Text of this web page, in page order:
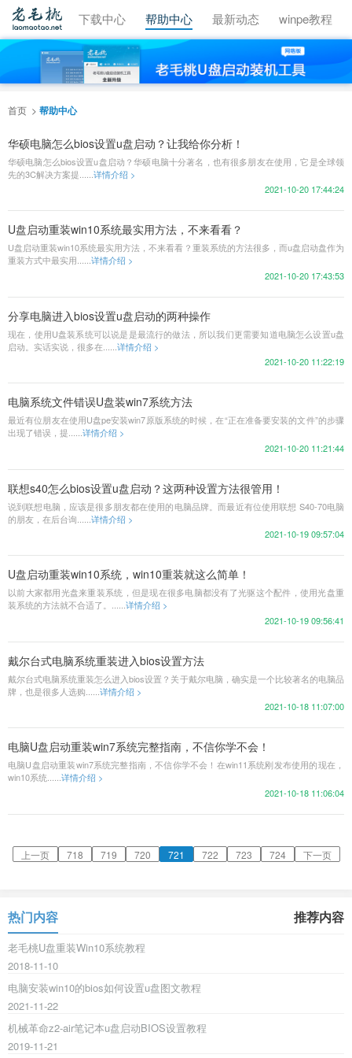
视频教程 下载中心 帮助中心 最新动态 winpe教程
首页 帮助中心
华硕电脑怎么bios设置u盘启动？让我给你分析！
华硕电脑怎么bios设置u盘启动？华硕电脑十分著名，也有很多朋友在使用，它是全球领
先的3C解决方案提...... 详情介绍 >
2021-10-20 17:44:24
U盘启动重装win10系统最实用方法，不来看看？
U盘启动重装win10系统最实用方法，不来看看？重装系统的方法很多，而u盘启动盘作为
重装方式中最实用......详情介绍 >
2021-10-20 17:43:53
分享电脑进入bios设置u盘启动的两种操作
现在，使用U盘装系统可以说是是最流行的做法，所以我们更需要知道电脑怎么设置u盘
启动。实话实说，很多在...... 详情介绍 >
2021-10-20 11:22:19
电脑系统文件错误U盘装win7系统方法
最近有位朋友在使用U盘pe安装win7原版系统的时候，在“正在准备要安装的文件”的步骤
出现了错误，提......详情介绍 >
2021-10-20 11:21:44
联想s40怎么bios设置u盘启动？这两种设置方法很管用！
说到联想电脑，应该是很多朋友都在使用的电脑品牌。而最近有位使用联想 S40-70电脑
的朋友，在后台询...... 详情介绍 >
2021-10-19 09:57:04
U盘启动重装win10系统，win10重装就这么简单！
以前大家都用光盘来重装系统，但是现在很多电脑都没有了光驱这个配件，使用光盘重
装系统的方法就不合适了。......详情介绍 >
2021-10-19 09:56:41
戴尔台式电脑系统重装进入bios设置方法
戴尔台式电脑系统重装怎么进入bios设置？关于戴尔电脑，确实是一个比较著名的电脑品
牌，也是很多人选购...... 详情介绍 >
2021-10-18 11:07:00
电脑U盘启动重装win7系统完整指南，不信你学不会！
电脑U盘启动重装win7系统完整指南，不信你学不会！在win11系统刚发布使用的现在，
win10系统......详情介绍 >
2021-10-18 11:06:04
上一页 718 719 720 721 722 723 724 下一页
热门内容 推荐内容
老毛桃U盘重装Win10系统教程
2018-11-10
电脑安装win10的bios如何设置u盘图文教程
2021-11-22
机械革命z2-air笔记本u盘启动BIOS设置教程
2019-11-21